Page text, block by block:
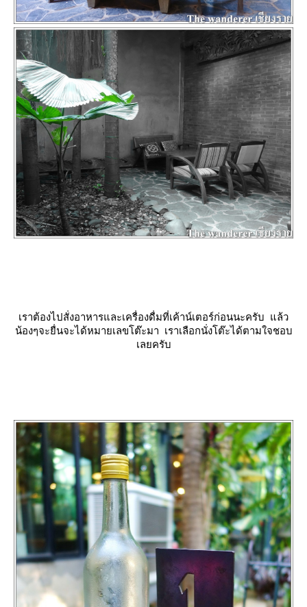
เราต้องไปสั่งอาหารและเครื่องดื่มที่เค้าน์เตอร์ก่อนนะครับ แล้ว
น้องๆจะยื่นจะได้หมายเลขโต๊ะมา เราเลือกนั่งโต๊ะได้ตามใจชอบ
เลยครับ